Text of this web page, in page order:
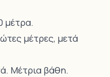
μέτρα.
μέτρες, μετά
Μέτρια βάθη.